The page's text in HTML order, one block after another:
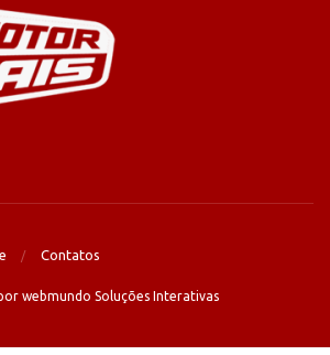
Contatos
webmundo Soluções Interativas